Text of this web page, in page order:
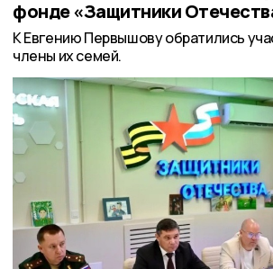
фонде «Защитники
К Евгению Первышову обратились
члены их семей.